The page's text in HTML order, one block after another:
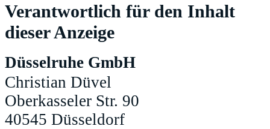
Verantwortlich für den Inhalt
dieser Anzeige
Düsselruhe GmbH
Christian Düvel
Oberkasseler Str. 90
40545 Düsseldorf